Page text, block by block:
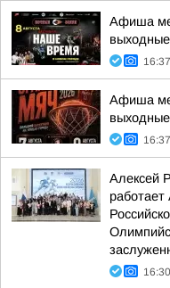
Афиша
выходные
16:37
Афиша
выходные
16:37
Алексей
16:30